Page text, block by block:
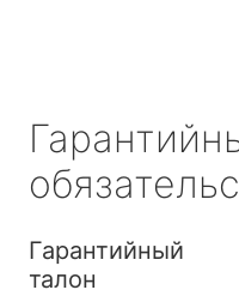
Гарантийный
талон